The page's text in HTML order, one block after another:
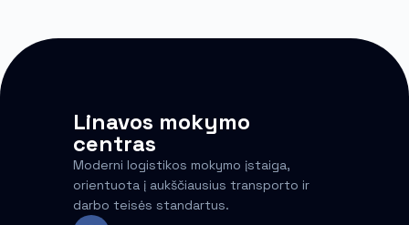
Linavos mokymo
centras
Moderni logistikos mokymo įstaiga,
orientuota į aukščiausius transporto ir
darbo teisės standartus.